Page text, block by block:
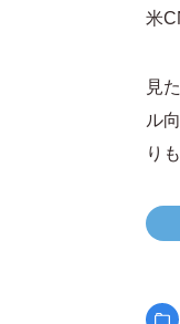
米
見
ル
り